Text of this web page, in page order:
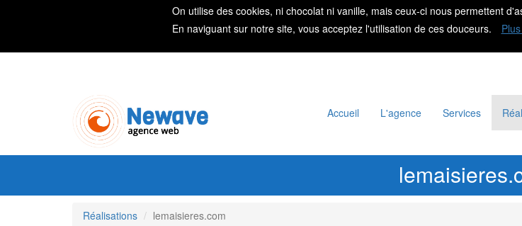
On utilise des cookies, ni chocolat ni vanille, mais ceux-ci nous permettent
En naviguant sur notre site, vous acceptez l'utilisation de ces douceurs.
Accueil L'agence Services
Réalisations lemaisieres.com